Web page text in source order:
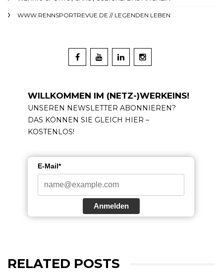
WWW.RENNSPORTREVUE.DE // LEGENDEN LEBEN
WILLKOMMEN IM (NETZ-)WERKEINS!
UNSEREN NEWSLETTER ABONNIEREN?
DAS KÖNNEN SIE GLEICH HIER –
KOSTENLOS!
E-Mail*
Anmelden
RELATED POSTS